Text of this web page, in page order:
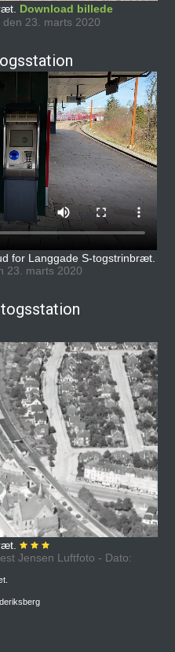
Download billede
23. marts 2020
for Langgade S-togstrinbræt.
23. marts 2020
Jensen Luftfoto - Dato: